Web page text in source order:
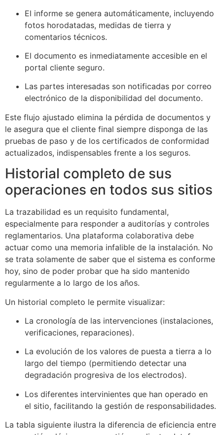
El informe se genera automáticamente, incluyendo
fotos horodatadas, medidas de tierra y
comentarios técnicos.
El documento es inmediatamente accesible en el
portal cliente seguro.
Las partes interesadas son notificadas por correo
electrónico de la disponibilidad del documento.
Este flujo ajustado elimina la pérdida de documentos y
le asegura que el cliente final siempre disponga de las
pruebas de paso y de los certificados de conformidad
actualizados, indispensables frente a los seguros.
Historial completo de sus
operaciones en todos sus sitios
La trazabilidad es un requisito fundamental,
especialmente para responder a auditorías y controles
reglamentarios. Una plataforma colaborativa debe
actuar como una memoria infalible de la instalación. No
se trata solamente de saber que el sistema es conforme
hoy, sino de poder probar que ha sido mantenido
regularmente a lo largo de los años.
Un historial completo le permite visualizar:
La cronología de las intervenciones (instalaciones,
verificaciones, reparaciones).
La evolución de los valores de puesta a tierra a lo
largo del tiempo (permitiendo detectar una
degradación progresiva de los electrodos).
Los diferentes intervinientes que han operado en
el sitio, facilitando la gestión de responsabilidades.
La tabla siguiente ilustra la diferencia de eficiencia entre